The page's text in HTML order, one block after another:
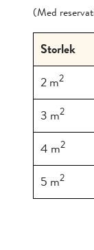
(Med
Storlek
2 m2
3 m2
4 m2
5 m2